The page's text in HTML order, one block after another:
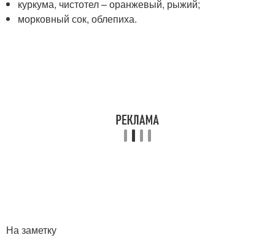
куркума, чистотел – оранжевый, рыжий;
морковный сок, облепиха.
На заметку